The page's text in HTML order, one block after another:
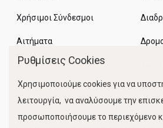
Χρήσιμοι Σύνδεσμοι
Αιτήματα
Ρυθμίσεις Cookies
Χρησιμοποιούμε cookies για να
λειτουργία, να αναλύσουμε την
προσωποποιήσουμε το περιεχόμενο